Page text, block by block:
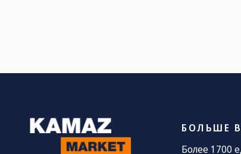
БОЛЬШЕ
Более 1700